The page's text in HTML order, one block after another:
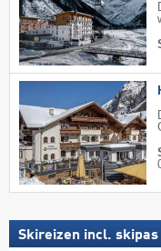
Skireizen incl. skipas